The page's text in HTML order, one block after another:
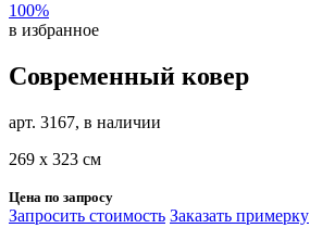
100%
в избранное
Современный ковер
арт. 3167, в наличии
269 х 323 см
Цена по запросу
Запросить стоимость Заказать примерку